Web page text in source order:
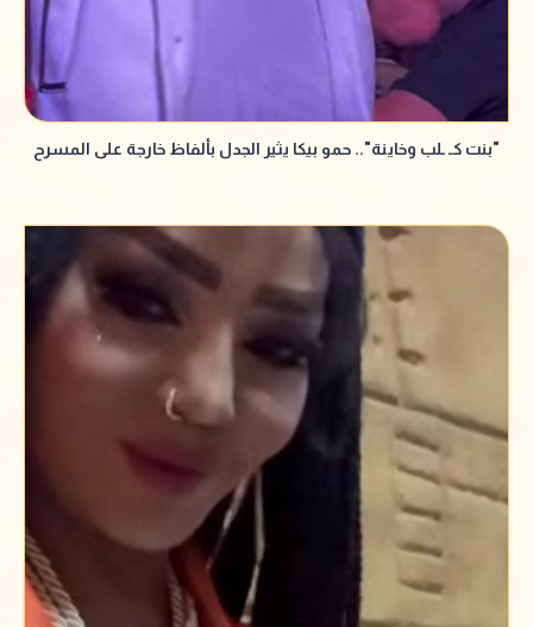
"بنت كـ ـلب وخاينة".. حمو بيكا يثير الجدل بألفاظ خارجة على المسرح